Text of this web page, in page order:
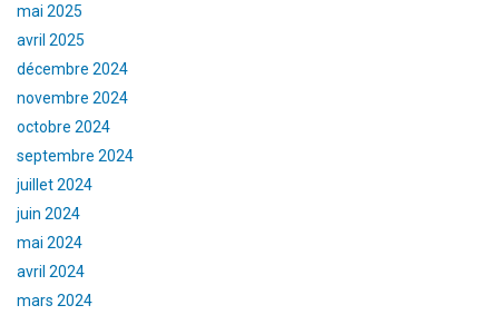
mai 2025
avril 2025
décembre 2024
novembre 2024
octobre 2024
septembre 2024
juillet 2024
juin 2024
mai 2024
avril 2024
mars 2024